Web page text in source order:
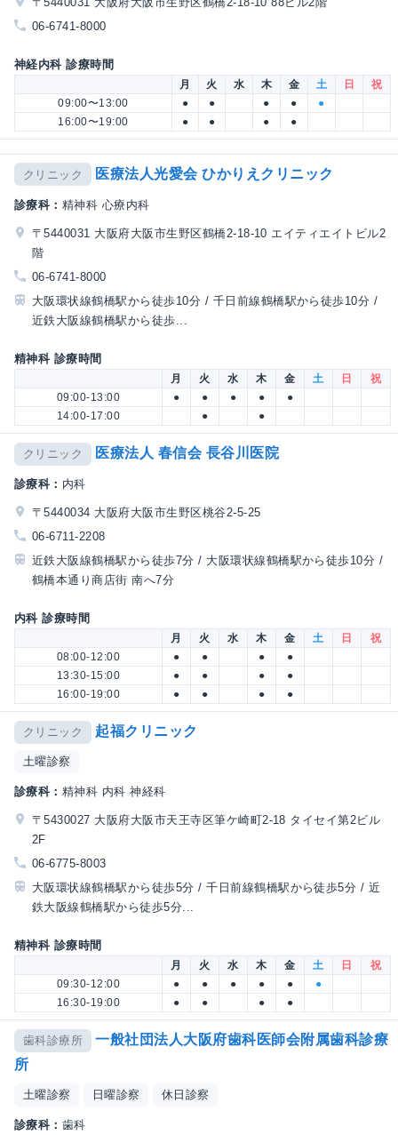
06-6741-8000
神経内科 診療時間
月 火 水 木 金 土 日
祝
09:00〜13:00
● ● ● ●
●
16:00〜19:00
● ● ● ●
クリニック 医療法人光愛会 ひかりえクリニック
診療科： 精神科 心療内科
〒5440031 大阪府大阪市生野区鶴橋2-18-10 エイティエイトビル2
階
06-6741-8000
大阪環状線鶴橋駅から徒歩10分 / 千日前線鶴橋駅から徒歩10分 /
近鉄大阪線鶴橋駅から徒歩...
精神科 診療時間
月 火 水 木 金 土 日
祝
09:00-13:00
● ● ● ●
●
14:00-17:00
● ●
クリニック 医療法人 春信会 長谷川医院
診療科： 内科
〒5440034 大阪府大阪市生野区桃谷2-5-25
06-6711-2208
近鉄大阪線鶴橋駅から徒歩7分 / 大阪環状線鶴橋駅から徒歩10分 /
鶴橋本通り商店街 南へ7分
内科 診療時間
月 火 水 木 金 土 日
祝
08:00-12:00
● ● ●
●
13:30-15:00
● ● ●
●
16:00-19:00
● ● ● ●
クリニック 起福クリニック
土曜診察
診療科： 精神科 内科 神経科
〒5430027 大阪府大阪市天王寺区筆ケ崎町2-18 タイセイ第2ビル
2F
06-6775-8003
大阪環状線鶴橋駅から徒歩5分 / 千日前線鶴橋駅から徒歩5分 / 近
鉄大阪線鶴橋駅から徒歩5分...
精神科 診療時間
月 火 水 木 金 土 日
祝
09:30-12:00
● ● ● ● ●
●
16:30-19:00
● ● ● ●
歯科診療所
一般社団法人大阪府歯科医師会附属歯科診療
所
土曜診察 日曜診察 休日診察
診療科： 歯科